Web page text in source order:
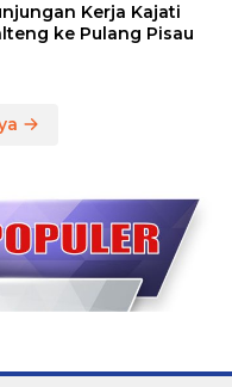
Kerja Kajati
ke Pulang Pisau